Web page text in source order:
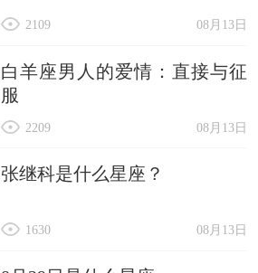
08月13日
2109
白羊座男人的爱情：直接与征
服
08月13日
2209
张继科是什么星座？
08月13日
1630